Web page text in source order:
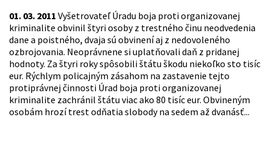
01. 03. 2011 Vyšetrovateľ Úradu boja proti organizovanej
kriminalite obvinil štyri osoby z trestného činu neodvedenia
dane a poistného, dvaja sú obvinení aj z nedovoleného
ozbrojovania. Neoprávnene si uplatňovali daň z pridanej
hodnoty. Za štyri roky spôsobili štátu škodu niekoľko sto tisíc
eur. Rýchlym policajným zásahom na zastavenie tejto
protiprávnej činnosti Úrad boja proti organizovanej
kriminalite zachránil štátu viac ako 80 tisíc eur. Obvineným
osobám hrozí trest odňatia slobody na sedem až dvanásť...